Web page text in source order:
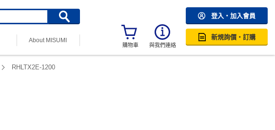
About MISUMI
登入・加入會員
購物車 與我們連絡
新規詢價・訂購
RHLTX2E-1200